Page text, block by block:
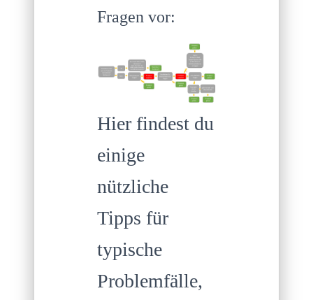
Fragen vor:
Hier findest du
einige
nützliche
Tipps für
typische
Problemfälle,